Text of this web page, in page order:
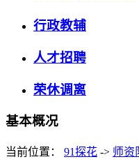
行政教辅
人才招聘
荣休调离
基本概况
当前位置： 91探花 -> 师资